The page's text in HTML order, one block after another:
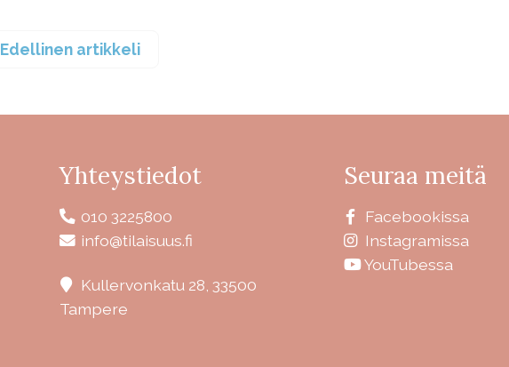
Edellinen artikkeli
Yhteystiedot
010 3225800
info@tilaisuus.fi
Kullervonkatu 28, 33500
Tampere
Seuraa meitä
Facebookissa
Instagramissa
YouTubessa